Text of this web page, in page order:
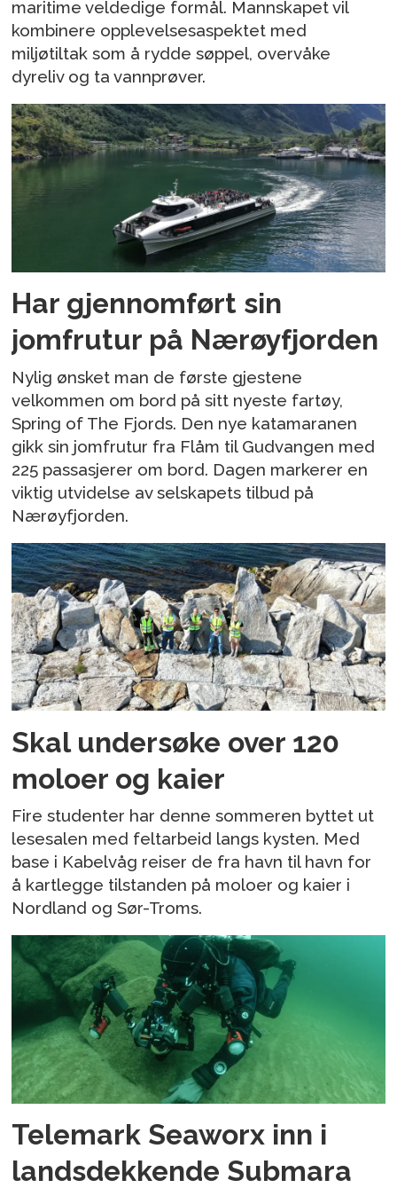
maritime veldedige formål. Mannskapet vil
kombinere opplevelsesaspektet med
miljøtiltak som å rydde søppel, overvåke
dyreliv og ta vannprøver.
Har gjennomført sin
jomfrutur på Nærøyfjorden
Nylig ønsket man de første gjestene
velkommen om bord på sitt nyeste fartøy,
Spring of The Fjords. Den nye katamaranen
gikk sin jomfrutur fra Flåm til Gudvangen med
225 passasjerer om bord. Dagen markerer en
viktig utvidelse av selskapets tilbud på
Nærøyfjorden.
Skal undersøke over 120
moloer og kaier
Fire studenter har denne sommeren byttet ut
lesesalen med feltarbeid langs kysten. Med
base i Kabelvåg reiser de fra havn til havn for
å kartlegge tilstanden på moloer og kaier i
Nordland og Sør-Troms.
Telemark Seaworx inn i
landsdekkende Submara